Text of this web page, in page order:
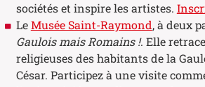
sociétés et inspire les artistes.
LeMusée Saint-Raymond, à deux
Gaulois mais Romains !. Elle
religieuses des habitants de la
César. Participez à une visite